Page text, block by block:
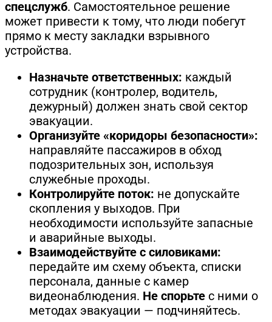
спецслужб. Самостоятельное решение
может привести к тому, что люди побегут
прямо к месту закладки взрывного
устройства.
Назначьте ответственных: каждый
сотрудник (контролер, водитель,
дежурный) должен знать свой сектор
эвакуации.
Организуйте «коридоры безопасности»:
направляйте пассажиров в обход
подозрительных зон, используя
служебные проходы.
Контролируйте поток: не допускайте
скопления у выходов. При
необходимости используйте запасные
и аварийные выходы.
Взаимодействуйте с силовиками:
передайте им схему объекта, списки
персонала, данные с камер
видеонаблюдения. Не спорьте с ними о
методах эвакуации — подчиняйтесь.